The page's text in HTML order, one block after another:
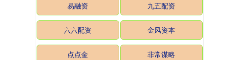
易融资 九五配资
六六配资 金风资本
点点金 非常谋略